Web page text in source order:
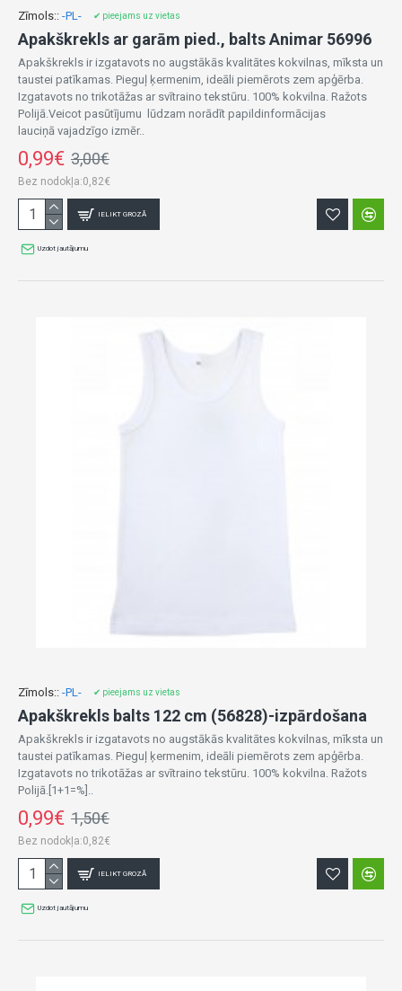
Zīmols:: -PL- ✔ pieejams uz vietas
Apakškrekls ar garām pied., balts Animar 56996
Apakškrekls ir izgatavots no augstākās kvalitātes kokvilnas, mīksta un
taustei patīkamas. Pieguļ ķermenim, ideāli piemērots zem apģērba.
Izgatavots no trikotāžas ar svītraino tekstūru. 100% kokvilna. Ražots
Polijā.Veicot pasūtījumu lūdzam norādīt papildinformācijas
lauciņā vajadzīgo izmēr..
0,99€ 3,00€
Bez nodokļa:0,82€
IELIKT GROZĀ
Uzdot jautājumu
Zīmols:: -PL- ✔ pieejams uz vietas
Apakškrekls balts 122 cm (56828)-izpārdošana
Apakškrekls ir izgatavots no augstākās kvalitātes kokvilnas, mīksta un
taustei patīkamas. Pieguļ ķermenim, ideāli piemērots zem apģērba.
Izgatavots no trikotāžas ar svītraino tekstūru. 100% kokvilna. Ražots
Polijā.[1+1=%]..
0,99€ 1,50€
Bez nodokļa:0,82€
IELIKT GROZĀ
Uzdot jautājumu